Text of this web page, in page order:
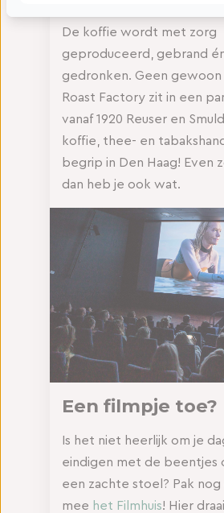
De koffie wordt met zorg
geproduceerd, gebrand
gedronken. Geen gewoon
Roast Factory zit in een
vanaf 1920 Reuser en
koffie, thee- en
begrip in Den Haag! Even
dan heb je ook wat.
Een filmpje toe?
Is het niet heerlijk om je
eindigen met de beentjes
een zachte stoel? Pak
mee het Filmhuis! Hier